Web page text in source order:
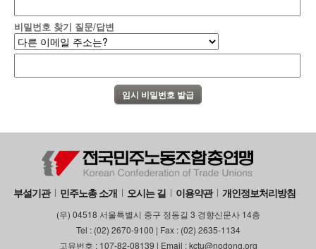
비밀번호 찾기 질문/답변
부설기관 민주노총 소개 오시는 길 이용약관 개인정보처리방침
(우) 04518 서울특별시 중구 정동길 3 경향신문사 14층
Tel : (02) 2670-9100 | Fax : (02) 2635-1134
고유번호 : 107-82-08139 | Email : kctu@nodong.org